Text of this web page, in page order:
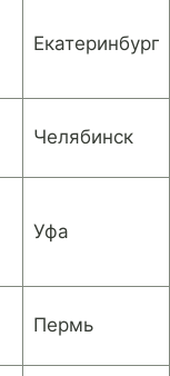
Екатеринбург
Челябинск
Уфа
Пермь